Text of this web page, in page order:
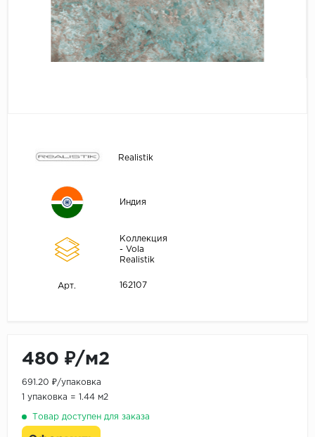
Realistik
Индия
Коллекция
- Vola
Realistik
Арт. 162107
480 ₽/м2
691.20 ₽/упаковка
1 упаковка = 1.44 м2
Товар доступен для заказа